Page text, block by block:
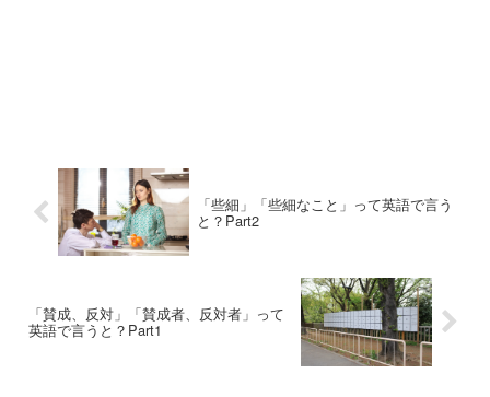
「些細」「些細なこと」って英語で言う
と？Part2
「賛成、反対」「賛成者、反対者」って
英語で言うと？Part1